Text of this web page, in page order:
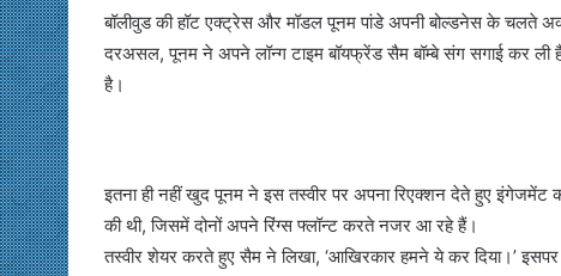
बॉलीवुड की हॉट एक्ट्रेस और मॉडल पूनम पांडे अपनी बोल्डनेस के चलते
दरअसल, पूनम ने अपने लॉन्ग टाइम बॉयफ्रेंड सैम बॉम्बे संग सगाई कर ली
है।
इतना ही नहीं खुद पूनम ने इस तस्वीर पर अपना रिएक्शन देते हुए इंगेजमेंट
की थी, जिसमें दोनों अपने रिंग्स फ्लॉन्ट करते नजर आ रहे हैं।
तस्वीर शेयर करते हुए सैम ने लिखा, ‘आखिरकार हमने ये कर दिया।’